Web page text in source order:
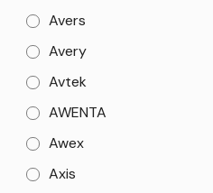
Avers
Avery
Avtek
AWENTA
Awex
Axis